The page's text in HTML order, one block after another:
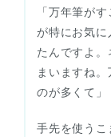
「万年筆が
が特にお気
たんですよ
まいますね
のが多くて」
手先を使うこ